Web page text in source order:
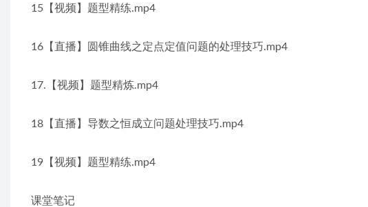
15【视频】题型精练.mp4
16【直播】圆锥曲线之定点定值问题的处理技巧.mp4
17.【视频】题型精炼.mp4
18【直播】导数之恒成立问题处理技巧.mp4
19【视频】题型精练.mp4
课堂笔记